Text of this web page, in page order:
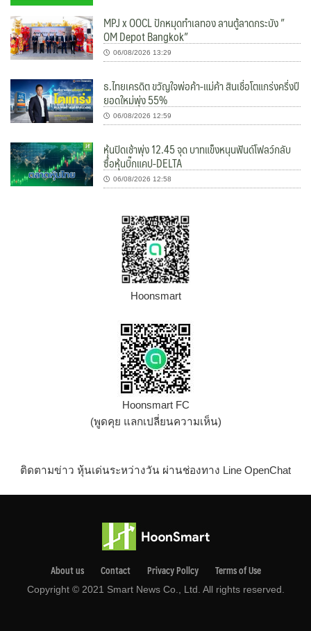
MPJ x OOCL ปักหมุดทำเลทอง ลานตู้ลาดกระบัง ”
OM Depot Bangkok”
06/08/2026 13:29
ธ.ไทยเครดิต ขวัญใจพ่อค้า-แม่ค้า สินเชื่อโตแกร่งครึ่งปี
ยอดใหม่พุ่ง 55%
06/08/2026 12:59
หุ้นปิดเช้าพุ่ง 12.45 จุด บาทแข็งหนุนฟันด์โฟลว์กลับ
ซื้อหุ้นบิ๊กแคป-DELTA
06/08/2026 12:58
Hoonsmart
Hoonsmart FC
(พูดคุย แลกเปลี่ยนความเห็น)
ติดตามข่าว หุ้นเด่นระหว่างวัน ผ่านช่องทาง Line OpenChat
About us Contact Privacy Pollcy Terms of Use
Copyright © 2021 Smart News Co., Ltd. All rights reserved.